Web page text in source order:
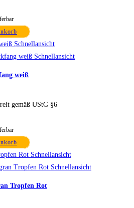
Schnellansicht
Schnellansicht
weiß
gemäß UStG §6
Schnellansicht
Schnellansicht
Tropfen Rot